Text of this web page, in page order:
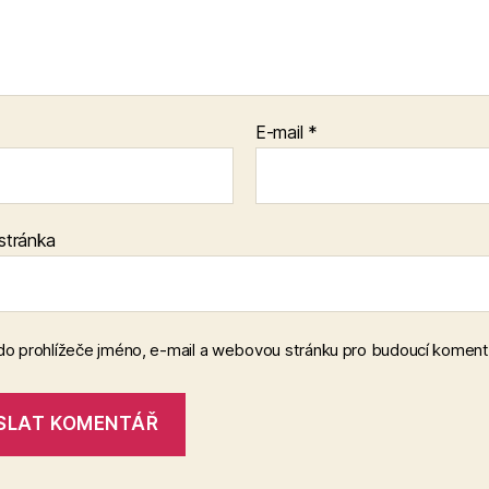
E-mail *
prohlížeče jméno, e-mail a webovou stránku pro budoucí